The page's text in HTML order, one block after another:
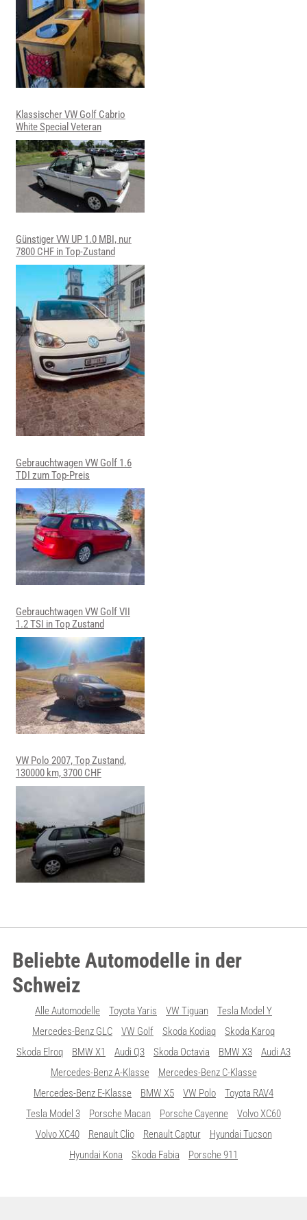
Klassischer VW Golf Cabrio
White Special Veteran
Günstiger VW UP 1.0 MBI, nur
7800 CHF in Top-Zustand
Gebrauchtwagen VW Golf 1.6
TDI zum Top-Preis
Gebrauchtwagen VW Golf VII
1.2 TSI in Top Zustand
VW Polo 2007, Top Zustand,
130000 km, 3700 CHF
Beliebte Automodelle in der
Schweiz
Alle Automodelle Toyota Yaris VW Tiguan
Tesla Model Y
Mercedes-Benz GLC
VW Golf Skoda Kodiaq
Skoda Karoq
Skoda Elroq
BMW X1 Audi Q3 Skoda Octavia BMW X3
Audi A3
Mercedes-Benz A-Klasse
Mercedes-Benz C-Klasse
Mercedes-Benz E-Klasse
BMW X5 VW Polo
Toyota RAV4
Tesla Model 3
Porsche Macan Porsche Cayenne
Volvo XC60
Volvo XC40
Renault Clio Renault Captur
Hyundai Tucson
Hyundai Kona
Skoda Fabia Porsche 911